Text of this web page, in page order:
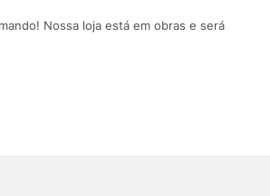
Nossa loja está em obras e será